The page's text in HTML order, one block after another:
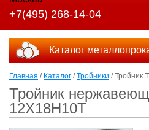
+7(495) 268-14-04
Каталог
Главная / Каталог /Тройники / Тройник
Тройник
12Х18Н10Т